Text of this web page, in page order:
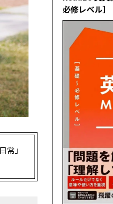
」
必修レベル］